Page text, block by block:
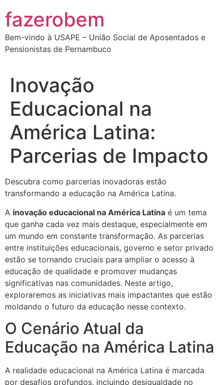
para
conteúdo
fazerobem
Bem-vindo à USAPE – União Social de Aposentados e
Pensionistas de Pernambuco
Inovação
Educacional na
América Latina:
Parcerias de Impacto
Descubra como parcerias inovadoras estão
transformando a educação na América Latina.
A inovação educacional na América Latina é um tema
que ganha cada vez mais destaque, especialmente em
um mundo em constante transformação. As parcerias
entre instituições educacionais, governo e setor privado
estão se tornando cruciais para ampliar o acesso à
educação de qualidade e promover mudanças
significativas nas comunidades. Neste artigo,
exploraremos as iniciativas mais impactantes que estão
moldando o futuro da educação nesse contexto.
O Cenário Atual da
Educação na América Latina
A realidade educacional na América Latina é marcada
por desafios profundos, incluindo desigualdade no